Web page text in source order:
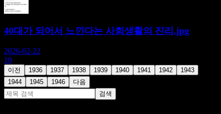
40대가 되어서 느낀다는 사회생활의 진리.jpg
2026-02-22
10
이전 1936 1937 1938 1939 1940 1941 1942
1943
1944
1945 1946
다음
검색